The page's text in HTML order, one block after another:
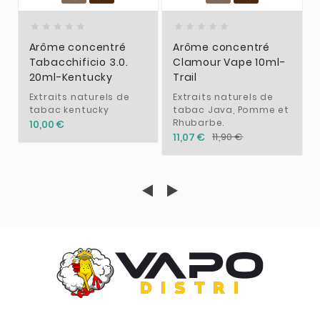
Arôme concentré
Tabacchificio 3.0.
20ml-Kentucky
Extraits naturels de
tabac kentucky
10,00 €
Arôme concentré
Clamour Vape 10ml-
Trail
Extraits naturels de
tabac Java, Pomme et
Rhubarbe.
11,07 € 11,90 €